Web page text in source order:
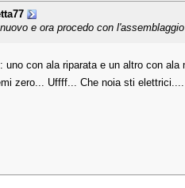
e ora procedo con
uno con ala riparata e un altro con
zero... Uffff... Che noia sti elettrici....